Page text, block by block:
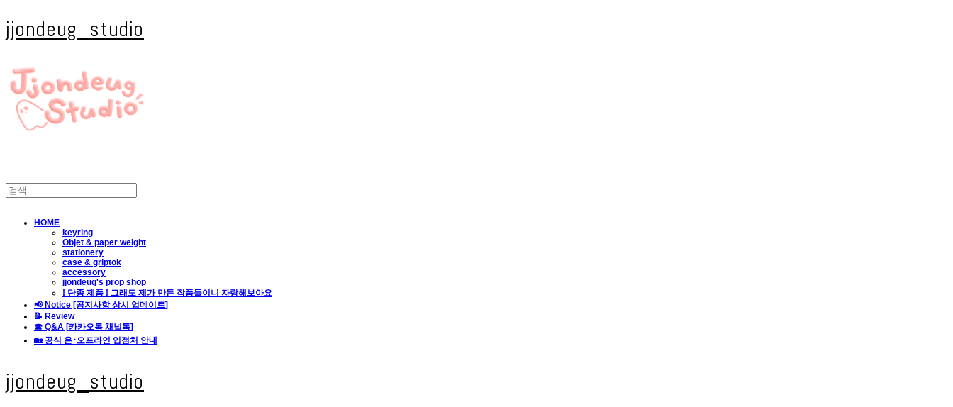
jjondeug_studio
HOME
keyring
Objet & paper weight
stationery
case & griptok
accessory
jjondeug's prop shop
! 단종 제품 ! 그래도 제가 만든 작품들이니 자랑해보아요
📢 Notice [공지사항 상시 업데이트]
📝 Review
☎ Q&A [카카오톡 채널톡]
🏡 공식 온･오프라인 입점처 안내
jjondeug_studio